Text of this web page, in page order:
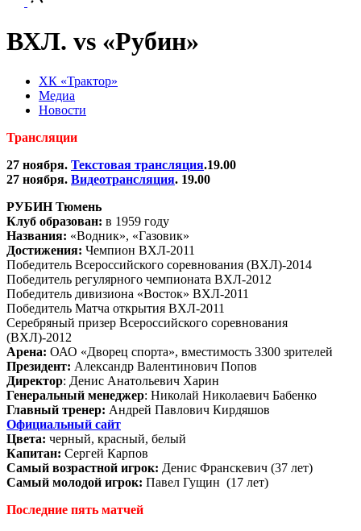
ВХЛ. vs «Рубин»
ХК «Трактор»
Медиа
Новости
Трансляции
27 ноября. Текстовая трансляция.19.00
27 ноября. Видеотрансляция. 19.00
РУБИН Тюмень
Клуб образован: в 1959 году
Названия: «Водник», «Газовик»
Достижения: Чемпион ВХЛ-2011
Победитель Всероссийского соревнования (ВХЛ)-2014
Победитель регулярного чемпионата ВХЛ-2012
Победитель дивизиона «Восток» ВХЛ-2011
Победитель Матча открытия ВХЛ-2011
Серебряный призер Всероссийского соревнования
(ВХЛ)-2012
Арена: ОАО «Дворец спорта», вместимость 3300 зрителей
Президент: Александр Валентинович Попов
Директор: Денис Анатольевич Харин
Генеральный менеджер: Николай Николаевич Бабенко
Главный тренер: Андрей Павлович Кирдяшов
Официальный сайт
Цвета: черный, красный, белый
Капитан: Сергей Карпов
Самый возрастной игрок: Денис Франскевич (37 лет)
Самый молодой игрок: Павел Гущин (17 лет)
Последние пять матчей